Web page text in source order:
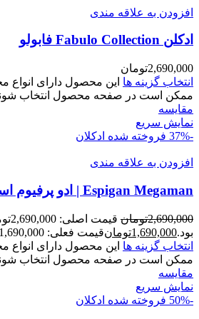
افزودن به علاقه مندی
ادکلن Fabulo Collection فابولو
2,690,000تومان
انتخاب گزینه ها این محصول دارای انواع
ممکن است در صفحه محصول انتخاب
مقايسه
نمایش سریع
-37%
فروخته شده ادکلان
افزودن به علاقه مندی
Espigan Megaman | ادو پرفیوم اسپیگان مگامن
2,690,000تومان
قیمت
بود.1,690,000تومانقیمت فعلی: 1,690,000تومان.
انتخاب گزینه ها این محصول دارای انواع
ممکن است در صفحه محصول انتخاب
مقايسه
نمایش سریع
-50%
فروخته شده ادکلان